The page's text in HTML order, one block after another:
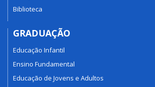
Biblioteca
GRADUAÇÃO
Educação Infantil
Ensino Fundamental
Educação de Jovens e Adultos